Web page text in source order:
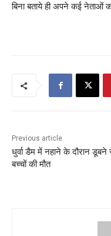
बिना बताये ही अपने कई नेताओं
Previous article
धुर्वा डैम में नहाने के दौरान डूबने
बच्चों की मौत